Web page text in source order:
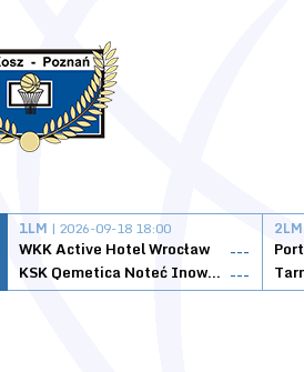
1LM | 2026-09-18 18:00
WKK Active Hotel Wrocław
---
KSK Qemetica Noteć Inowrocław ---
2LM